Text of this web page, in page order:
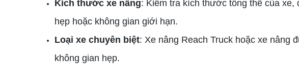
Kích thước xe nâng: Kiểm tra kích thước tổng thể của xe,
hẹp hoặc không gian giới hạn.
Loại xe chuyên biệt: Xe nâng Reach Truck hoặc xe nâng
không gian hẹp.